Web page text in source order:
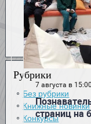
Рубрики
Без рубрики
Книжные новинки
Конкурсы